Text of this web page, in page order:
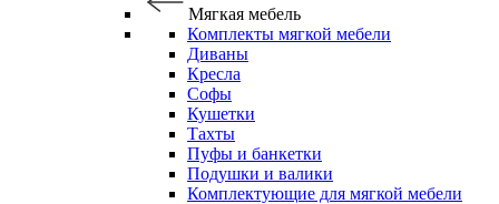
Мягкая мебель
Комплекты мягкой мебели
Диваны
Кресла
Софы
Кушетки
Тахты
Пуфы и банкетки
Подушки и валики
Комплектующие для мягкой мебели